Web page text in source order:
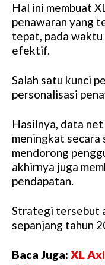
Hal ini membuat
penawaran yang
tepat, pada
efektif.
Salah satu kunci
personalisasi
Hasilnya, data
meningkat secara
mendorong
akhirnya juga
pendapatan.
Strategi tersebut
sepanjang tahun
Baca Juga: XL